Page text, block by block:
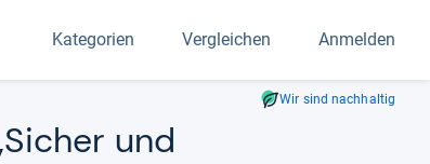
Kategorien Vergleichen Anmelden
Wir sind nachhaltig
und